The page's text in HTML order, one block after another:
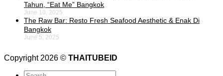
Tahun, “Eat Me” Bangkok
June 10, 2025
The Raw Bar: Resto Fresh Seafood Aesthetic & Enak Di
Bangkok
June 5, 2025
Copyright 2026 © THAITUBEID